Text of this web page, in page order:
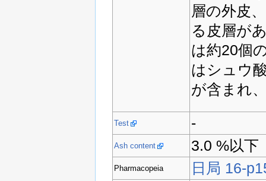
層の外皮
る皮層が
は約20個
はシュウ
が含まれ
Test -
Ash content 3.0 %以下
Pharmacopeia 日局 16-